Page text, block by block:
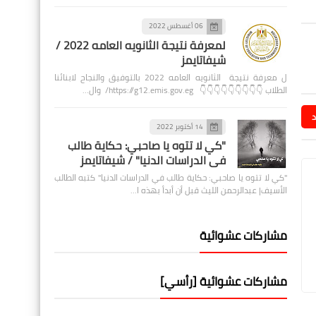
06 أغسطس 2022
لمعرفة نتيجة الثانويه العامه 2022 /
شيفاتايمز
ل معرفة نتيجة الثانويه العامه 2022 بالتوفيق والنجاح لابنائنا
الطلاب 👇👇👇👇👇👇👇👇👇 https://g12.emis.gov.eg/ وال…
14 أكتوبر 2022
"كي لا تتوه يا صاحبي: حكاية طالب
في الدراسات الدنيا" / شيفاتايمز
"كي لا تتوه يا صاحبي: حكاية طالب في الدراسات الدنيا" كتبه الطالب
الأسيف| عبدالرحمن الليث قبل أن أبدأ بهذه ا…
مشاركات عشوائية
مشاركات عشوائية [رأسي]